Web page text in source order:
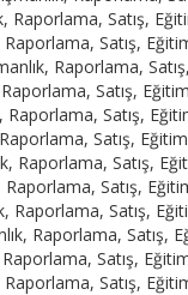
Raporlama, Satış,
Satış,
Raporlama,
Satış,
Satış,
Satış,
Raporlama, Satış,
Satış,
Satış,
Raporlama, Satış,
Satış,
Satış,